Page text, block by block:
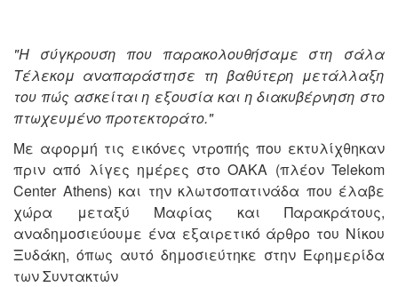
"Η σύγκρουση που παρακολουθήσαμε στη σάλα
Τέλεκομ αναπαράστησε τη βαθύτερη μετάλλαξη
του πώς ασκείται η εξουσία και η διακυβέρνηση στο
πτωχευμένο προτεκτοράτο."
Με αφορμή τις εικόνες ντροπής που εκτυλίχθηκαν
πριν από λίγες ημέρες στο ΟΑΚΑ (πλέον Telekom
Center Athens) και την κλωτσοπατινάδα που έλαβε
χώρα μεταξύ Μαφίας και Παρακράτους,
αναδημοσιεύουμε ένα εξαιρετικό άρθρο του Νίκου
Ξυδάκη, όπως αυτό δημοσιεύτηκε στην Εφημερίδα
των Συντακτών